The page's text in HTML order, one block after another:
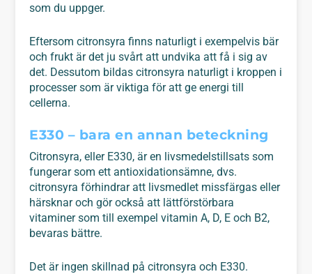
som du uppger.
Eftersom citronsyra finns naturligt i exempelvis bär
och frukt är det ju svårt att undvika att få i sig av
det. Dessutom bildas citronsyra naturligt i kroppen i
processer som är viktiga för att ge energi till
cellerna.
E330 – bara en annan beteckning
Citronsyra, eller E330, är en livsmedelstillsats som
fungerar som ett antioxidationsämne, dvs.
citronsyra förhindrar att livsmedlet missfärgas eller
härsknar och gör också att lättförstörbara
vitaminer som till exempel vitamin A, D, E och B2,
bevaras bättre.
Det är ingen skillnad på citronsyra och E330.